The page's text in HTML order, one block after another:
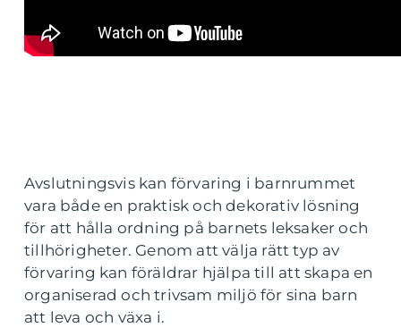
Avslutningsvis kan förvaring i barnrummet
vara både en praktisk och dekorativ lösning
för att hålla ordning på barnets leksaker och
tillhörigheter. Genom att välja rätt typ av
förvaring kan föräldrar hjälpa till att skapa en
organiserad och trivsam miljö för sina barn
att leva och växa i.